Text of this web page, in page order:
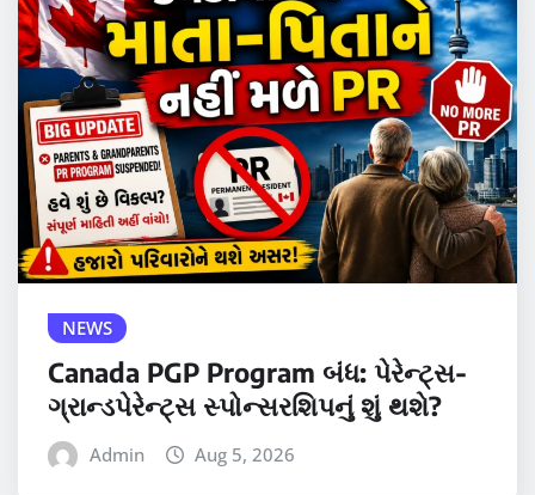
NEWS
Canada PGP Program બંધ: પેરેન્ટ્સ-
ગ્રાન્ડપેરેન્ટ્સ સ્પોન્સરશિપનું શું થશે?
Admin Aug 5, 2026